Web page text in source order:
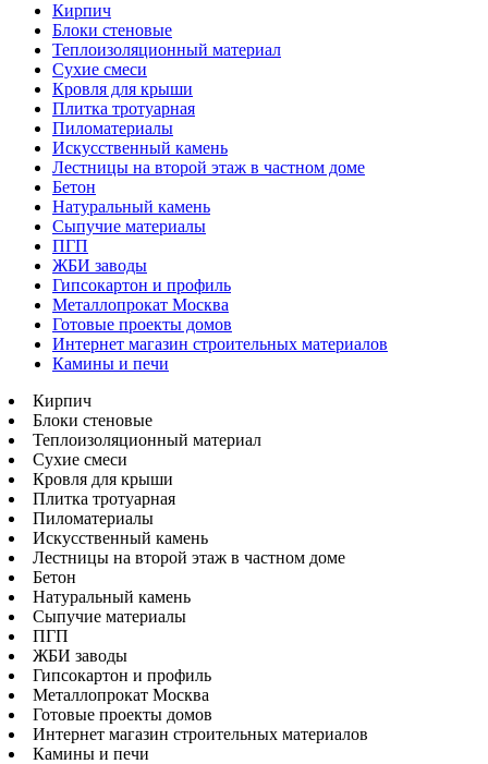
Кирпич
Блоки стеновые
Теплоизоляционный материал
Сухие смеси
Кровля для крыши
Плитка тротуарная
Пиломатериалы
Искусственный камень
Лестницы на второй этаж в частном доме
Бетон
Натуральный камень
Сыпучие материалы
ПГП
ЖБИ заводы
Гипсокартон и профиль
Металлопрокат Москва
Готовые проекты домов
Интернет магазин строительных материалов
Камины и печи
Кирпич
Блоки стеновые
Теплоизоляционный материал
Сухие смеси
Кровля для крыши
Плитка тротуарная
Пиломатериалы
Искусственный камень
Лестницы на второй этаж в частном доме
Бетон
Натуральный камень
Сыпучие материалы
ПГП
ЖБИ заводы
Гипсокартон и профиль
Металлопрокат Москва
Готовые проекты домов
Интернет магазин строительных материалов
Камины и печи